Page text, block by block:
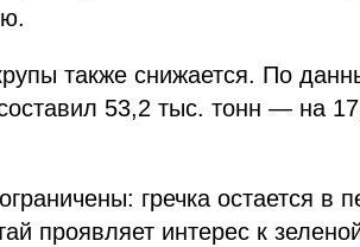
также снижается. По
53,2 тыс. тонн — на
гречка остается в
проявляет интерес к